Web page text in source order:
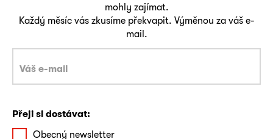
mohly zajímat.
Každý měsíc vás zkusíme překvapit. Výměnou za váš e-
mail.
Přeji si dostávat:
Obecný newsletter